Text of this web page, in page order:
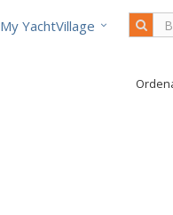
My YachtVillage